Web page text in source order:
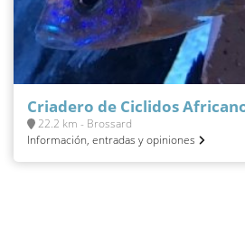
Criadero de Ciclidos
22.2 km - Brossard
Información, entradas y opiniones